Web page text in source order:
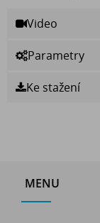
Video
Parametry
Ke stažení
MENU